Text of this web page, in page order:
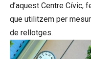
d’aquest Centre Cívic,
que utilitzem per
de rellotges.